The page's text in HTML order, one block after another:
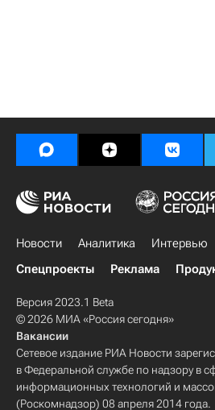
Новости Аналитика Интервью
Спецпроекты
Реклама
Версия 2023.1 Beta
© 2026 МИА «Россия сегодня»
Вакансии
Сетевое издание РИА Новости
в Федеральной службе по надзору в
информационных технологий и
(Роскомнадзор) 08 апреля 2014 года.